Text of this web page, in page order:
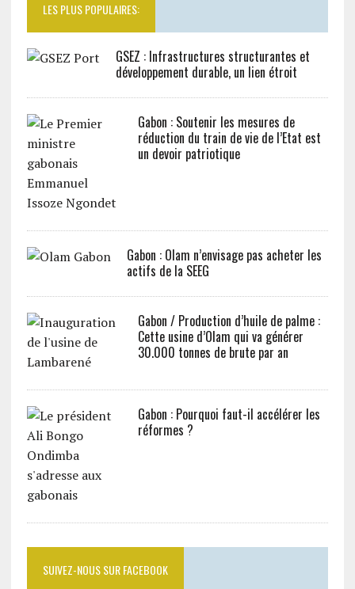
LES PLUS POPULAIRES:
GSEZ : Infrastructures structurantes et
développement durable, un lien étroit
Gabon : Soutenir les mesures de
réduction du train de vie de l’Etat est
un devoir patriotique
Gabon : Olam n’envisage pas acheter les
actifs de la SEEG
Gabon / Production d’huile de palme :
Cette usine d’Olam qui va générer
30.000 tonnes de brute par an
Gabon : Pourquoi faut-il accélérer les
réformes ?
SUIVEZ-NOUS SUR FACEBOOK